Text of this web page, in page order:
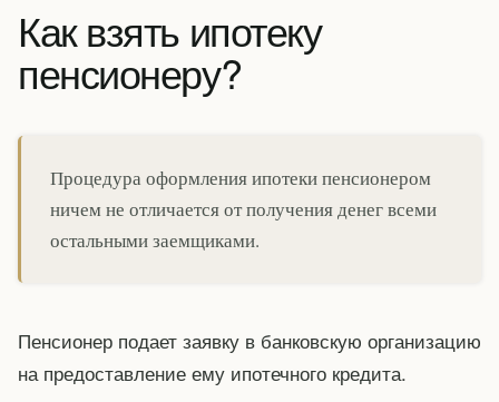
Как взять ипотеку
пенсионеру?
Процедура оформления ипотеки пенсионером
ничем не отличается от получения денег всеми
остальными заемщиками.
Пенсионер подает заявку в банковскую организацию
на предоставление ему ипотечного кредита.